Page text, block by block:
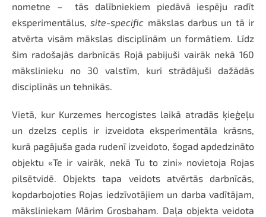
nometne – tās dalībniekiem piedāvā iespēju radīt
eksperimentālus, site-specific mākslas darbus un tā ir
atvērta visām mākslas disciplīnām un formātiem. Līdz
šim radošajās darbnīcās Rojā pabijuši vairāk nekā 160
mākslinieku no 30 valstīm, kuri strādājuši dažādās
disciplīnās un tehnikās.
Vietā, kur Kurzemes hercogistes laikā atradās ķieģeļu
un dzelzs ceplis ir izveidota eksperimentāla krāsns,
kurā pagājuša gada rudenī izveidoto, šogad apdedzināto
objektu «Te ir vairāk, nekā Tu to zini» novietoja Rojas
pilsētvidē. Objekts tapa veidots atvērtās darbnīcās,
kopdarbojoties Rojas iedzīvotājiem un darba vadītājam,
māksliniekam Mārim Grosbaham. Daļa objekta veidota